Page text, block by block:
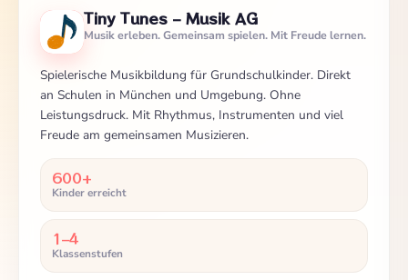
Tiny Tunes – Musik AG
Musik erleben. Gemeinsam spielen. Mit Freude lernen.
Spielerische Musikbildung für Grundschulkinder. Direkt
an Schulen in München und Umgebung. Ohne
Leistungsdruck. Mit Rhythmus, Instrumenten und viel
Freude am gemeinsamen Musizieren.
600+
Kinder erreicht
1–4
Klassenstufen